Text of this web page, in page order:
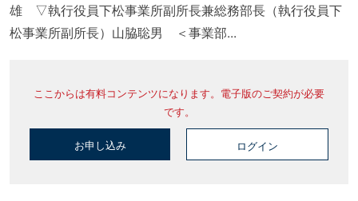
雄 ▽執行役員下松事業所副所長兼総務部長（執行役員下
松事業所副所長）山脇聡男 ＜事業部...
ここからは有料コンテンツになります。電子版のご契約が必要
です。
お申し込み ログイン